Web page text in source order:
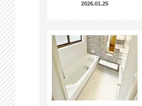
2026.01.25